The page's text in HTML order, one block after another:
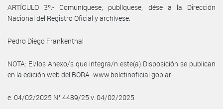
ARTÍCULO 3º.- Comuníquese, publíquese, dése a la Dirección
Nacional del Registro Oficial y archívese.
Pedro Diego Frankenthal
NOTA: El/los Anexo/s que integra/n este(a) Disposición se publican
en la edición web del BORA -www.boletinoficial.gob.ar-
e. 04/02/2025 N° 4489/25 v. 04/02/2025